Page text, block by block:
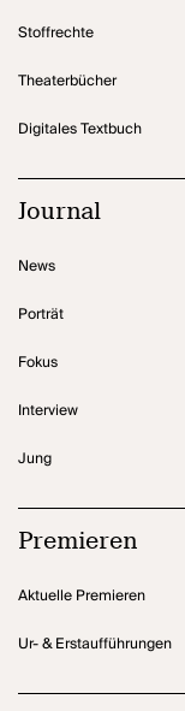
Stoffrechte
Theaterbücher
Digitales Textbuch
Journal
News
Porträt
Fokus
Interview
Jung
Premieren
Aktuelle Premieren
Ur- & Erstaufführungen